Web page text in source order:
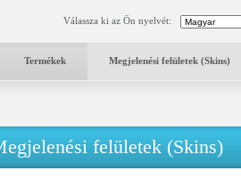
Válassza ki az Ön nyelvét:
Termékek Megjelenési felületek (Skins)
felületek (Skins)